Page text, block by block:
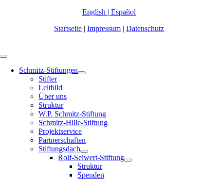
English | Español
Startseite | Impressum | Datenschutz
Toggle
NavigationSchmitz-Stiftungen
Stifter
Leitbild
Über uns
Struktur
W.P. Schmitz-Stiftung
Schmitz-Hille-Stiftung
Projektservice
Partnerschaften
Stiftungsdach
Rolf-Seiwert-Stiftung
Struktur
Spenden